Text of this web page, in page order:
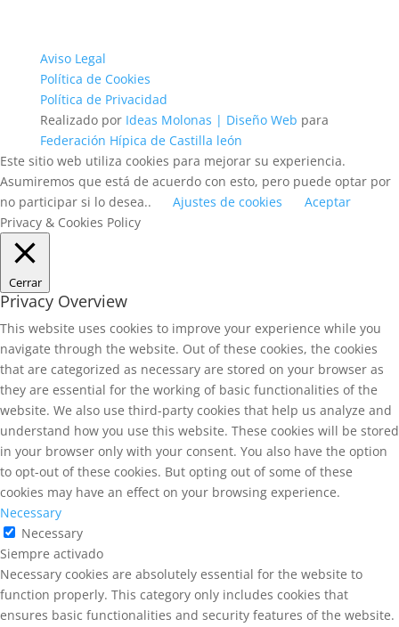
Aviso Legal
Política de Cookies
Política de Privacidad
Realizado por Ideas Molonas | Diseño Web para
Federación Hípica de Castilla león
Este sitio web utiliza cookies para mejorar su experiencia.
Asumiremos que está de acuerdo con esto, pero puede optar por
no participar si lo desea..
Ajustes de cookies
Aceptar
Privacy & Cookies Policy
Cerrar
Privacy Overview
This website uses cookies to improve your experience while you
navigate through the website. Out of these cookies, the cookies
that are categorized as necessary are stored on your browser as
they are essential for the working of basic functionalities of the
website. We also use third-party cookies that help us analyze and
understand how you use this website. These cookies will be stored
in your browser only with your consent. You also have the option
to opt-out of these cookies. But opting out of some of these
cookies may have an effect on your browsing experience.
Necessary
Necessary
Siempre activado
Necessary cookies are absolutely essential for the website to
function properly. This category only includes cookies that
ensures basic functionalities and security features of the website.